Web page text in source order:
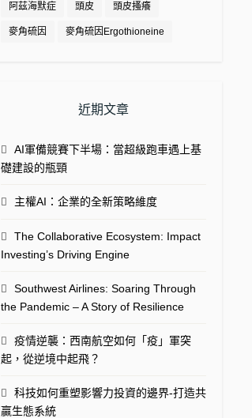
阿茲海默症 頭皮 頭皮搔癢
麥角硫因 麥角硫因Ergothioneine
近期文章
AI軍備競賽下半場：當超級跑車遇上基
礎建設的瓶頸
主權AI：企業的全新策略維度
The Collaborative Ecosystem: Impact
Investing’s Driving Engine
Southwest Airlines: Soaring Through
the Pandemic – A Story of Resilience
疫情逆襲：西南航空如何「疫」軍突
起，從逆境中起飛？
科技如何重塑影響力投資的邊界-打造共
贏生態系統